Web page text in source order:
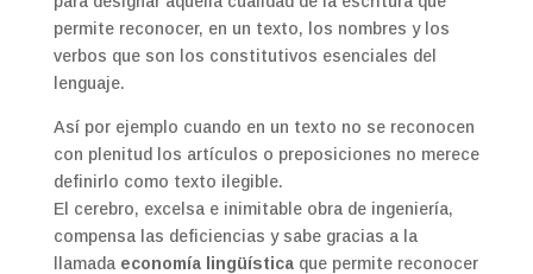
permite reconocer, en un texto, los nombres y los
verbos que son los constitutivos esenciales del
lenguaje.
Así por ejemplo cuando en un texto no se reconocen
con plenitud los artículos o preposiciones no merece
definirlo como texto ilegible.
El cerebro, excelsa e inimitable obra de ingeniería,
compensa las deficiencias y sabe gracias a la
llamada economía lingüísticaque permite reconocer